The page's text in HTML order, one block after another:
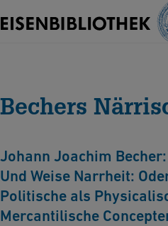
Bechers
Johann Joachim
Und Weise Narrheit:
Politische als
Mercantilische